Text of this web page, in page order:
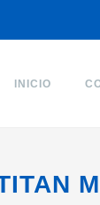
INICIO